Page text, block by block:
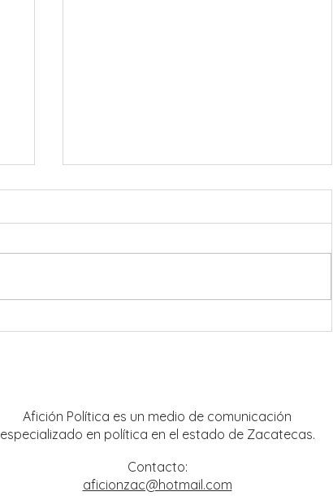
Afición Política es un medio de comunicación
especializado en política en el estado de Zacatecas.
Contacto:
aficionzac@hotmail.com